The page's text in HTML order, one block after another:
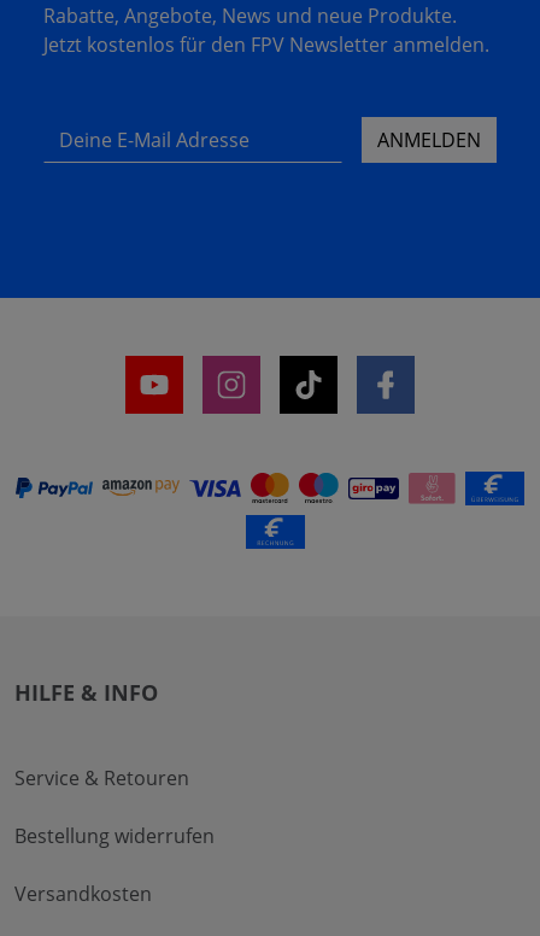
Rabatte, Angebote, News und neue Produkte.
Jetzt kostenlos für den FPV Newsletter anmelden.
Deine E-Mail Adresse ANMELDEN
HILFE & INFO
Service & Retouren
Bestellung widerrufen
Versandkosten